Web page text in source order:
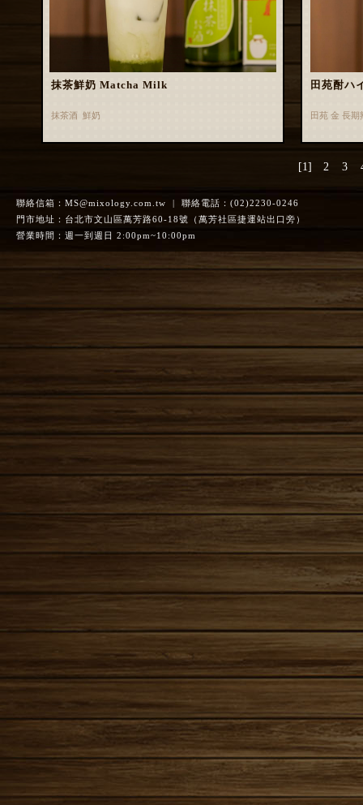
抹茶鮮奶 Matcha Milk
抹茶酒 鮮奶
田苑酎ハ
田苑 金 長
[1] 2 3
聯絡信箱： MS@mixology.com.tw | 聯絡電話：(02)2230-0246
門市地址：台北市文山區萬芳路60-18號（萬芳社區捷運站出口旁）
營業時間：週一到週日 2:00pm~10:00pm